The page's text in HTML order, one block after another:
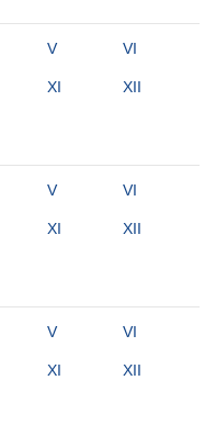
V VI
XI XII
V VI
XI XII
V VI
XI XII